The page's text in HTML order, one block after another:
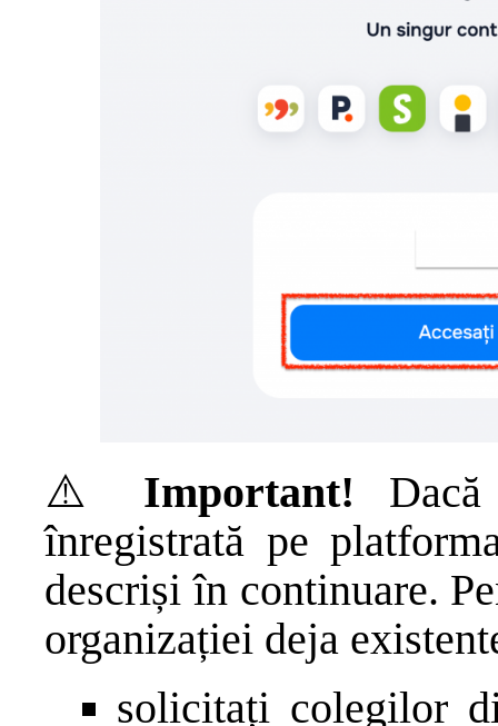
⚠️ Important!
înregistrată pe
descriși în continuare.
organizației deja
solicitați colegilor